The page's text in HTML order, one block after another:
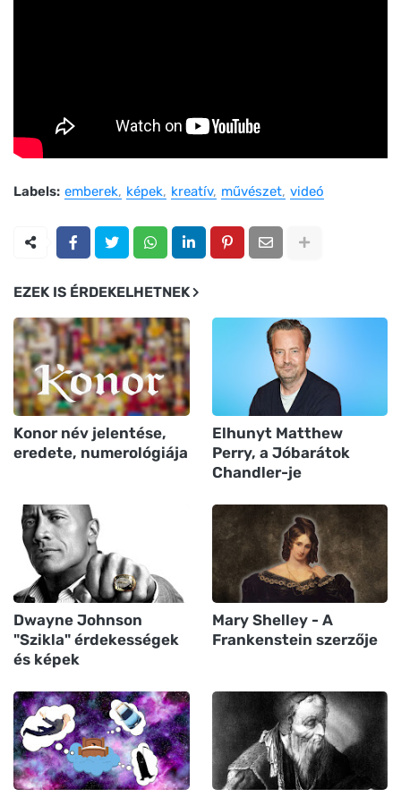
Labels: emberek képek kreatív művészet videó
EZEK IS ÉRDEKELHETNEK
Konor név jelentése,
eredete, numerológiája
Elhunyt Matthew
Perry, a Jóbarátok
Chandler-je
Dwayne Johnson
"Szikla" érdekességek
és képek
Mary Shelley - A
Frankenstein szerzője